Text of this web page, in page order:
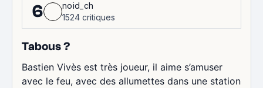
6
noid_ch
1524 critiques
Tabous ?
Bastien Vivès est très joueur, il aime s’amuser
avec le feu, avec des allumettes dans une station